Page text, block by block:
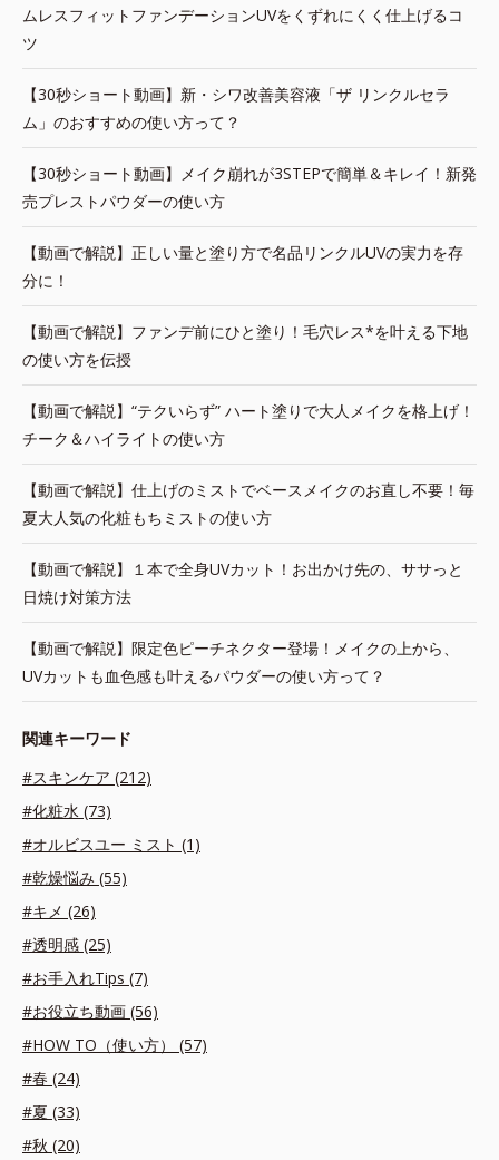
ムレスフィットファンデーションUVをくずれにくく仕上げるコ
ツ
【30秒ショート動画】新・シワ改善美容液「ザ リンクルセラ
ム」のおすすめの使い方って？
【30秒ショート動画】メイク崩れが3STEPで簡単＆キレイ！新発
売プレストパウダーの使い方
【動画で解説】正しい量と塗り方で名品リンクルUVの実力を存
分に！
【動画で解説】ファンデ前にひと塗り！毛穴レス*を叶える下地
の使い方を伝授
【動画で解説】“テクいらず” ハート塗りで大人メイクを格上げ！
チーク＆ハイライトの使い方
【動画で解説】仕上げのミストでベースメイクのお直し不要！毎
夏大人気の化粧もちミストの使い方
【動画で解説】１本で全身UVカット！お出かけ先の、ササっと
日焼け対策方法
【動画で解説】限定色ピーチネクター登場！メイクの上から、
UVカットも血色感も叶えるパウダーの使い方って？
関連キーワード
#スキンケア (212)
#化粧水 (73)
#オルビスユー ミスト (1)
#乾燥悩み (55)
#キメ (26)
#透明感 (25)
#お手入れTips (7)
#お役立ち動画 (56)
#HOW TO（使い方） (57)
#春 (24)
#夏 (33)
#秋 (20)